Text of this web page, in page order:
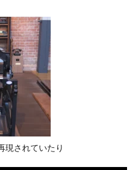
現されていたり